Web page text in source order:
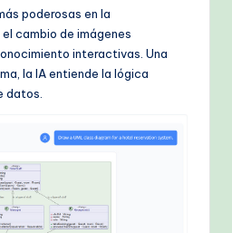
poderosas en la
cambio de imágenes
interactivas. Una
la IA entiende la lógica
datos.